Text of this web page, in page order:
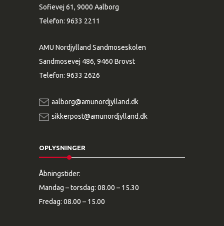
Sofievej 61, 9000 Aalborg
Telefon: 9633 2211
AMU Nordjylland Sandmoseskolen
Sandmosevej 486, 9460 Brovst
Telefon: 9633 2626
aalborg@amunordjylland.dk
sikkerpost@amunordjylland.dk
OPLYSNINGER
Åbningstider:
Mandag – torsdag: 08.00 – 15.30
Fredag: 08.00 – 15.00